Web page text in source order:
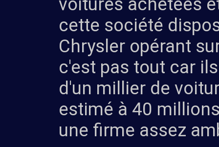
cette société
Chrysler opérant
c'est pas tout car
d'un millier de
estimé à 40
une firme assez